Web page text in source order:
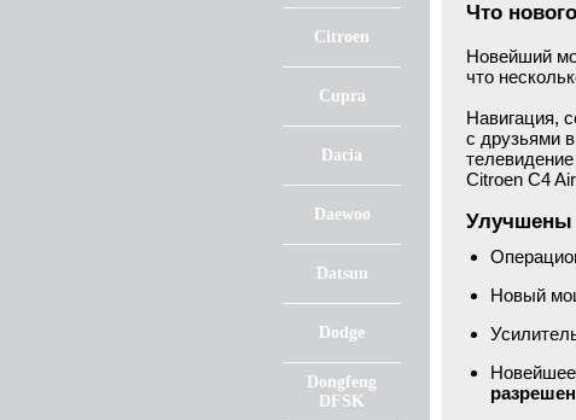
Citroen
Cupra
Dacia
Daewoo
Datsun
Dodge
Dongfeng
DFSK
Что
Новейший
что
Навигация,
с друзьями
Citroen C4
Улучшены
Новый